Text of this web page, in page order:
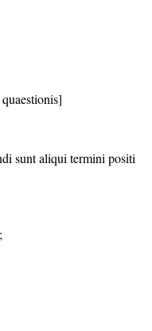
sunt aliqui termini positi